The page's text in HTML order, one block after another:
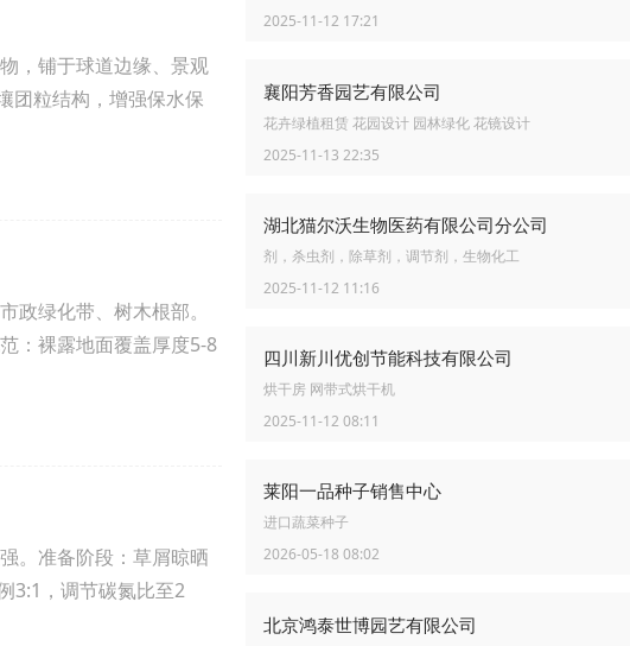
，铺于球道边缘、景观
团粒结构，增强保水保
绿化带、树木根部。
：裸露地面覆盖厚度5-8
。准备阶段：草屑晾晒
3:1，调节碳氮比至2
2025-11-12 17:21
襄阳芳香园艺有限公司
花卉绿植租赁 花园设计 园林绿化 花镜设计
2025-11-13 22:35
湖北猫尔沃生物医药有限公司分公司
剂，杀虫剂，除草剂，调节剂，生物化工
2025-11-12 11:16
四川新川优创节能科技有限公司
烘干房 网带式烘干机
2025-11-12 08:11
莱阳一品种子销售中心
进口蔬菜种子
2026-05-18 08:02
北京鸿泰世博园艺有限公司